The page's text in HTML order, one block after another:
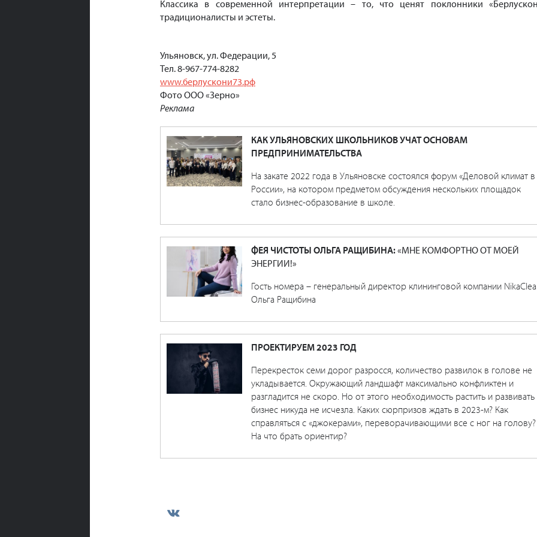
Классика в современной интерпретации – то, что ценят поклонники
традиционалисты и эстеты.
Ульяновск, ул. Федерации, 5
Тел. 8-967-774-8282
www.берлускони73.рф
Фото ООО «Зерно»
Реклама
КАК УЛЬЯНОВСКИХ ШКОЛЬНИКОВ УЧАТ ОСНОВАМ
ПРЕДПРИНИМАТЕЛЬСТВА
На закате 2022 года в Ульяновске состоялся форум «Деловой климат в
России», на котором предметом обсуждения нескольких площадок
стало бизнес-образование в школе.
ФЕЯ ЧИСТОТЫ ОЛЬГА РАЩИБИНА:«МНЕ КОМФОРТНО ОТ МОЕЙ
ЭНЕРГИИ!»
Гость номера – генеральный директор клининговой компании
Ольга Ращибина
ПРОЕКТИРУЕМ 2023 ГОД
Перекресток семи дорог разросся, количество развилок в голове не
укладывается. Окружающий ландшафт максимально конфликтен и
разгладится не скоро. Но от этого необходимость растить и развивать
бизнес никуда не исчезла. Каких сюрпризов ждать в 2023-м? Как
справляться с «джокерами», переворачивающими все с ног на голову?
На что брать ориентир?